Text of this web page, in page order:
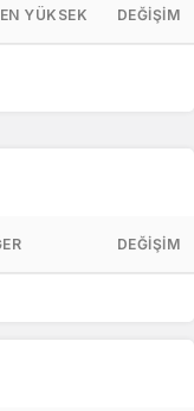
EN YÜKSEK DEĞIŞIM
DEĞIŞIM